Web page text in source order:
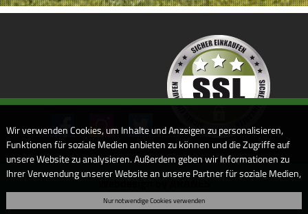
Webdesign by ARANES
Wir verwenden Cookies, um Inhalte und Anzeigen zu personalisieren,
Funktionen für soziale Medien anbieten zu können und die Zugriffe auf
unsere Website zu analysieren. Außerdem geben wir Informationen zu
Ihrer Verwendung unserer Website an unsere Partner für soziale Medien,
Informationen möglicherweise mit weiteren Daten zusammen, die Sie
Nur notwendige Cookies verwenden